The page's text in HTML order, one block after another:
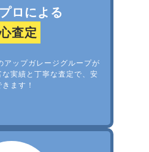
ロによる
査定
アップガレージグループが
実績と丁寧な査定で、安
ます！